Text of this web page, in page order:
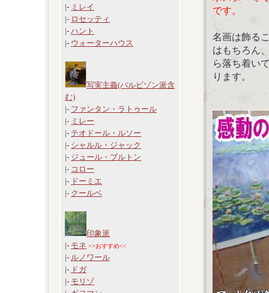
|- ミレイ
|- ロセッティ
|- ハント
|- ウォーターハウス
写実主義(バルビゾン派含
む)
|- ファンタン・ラトゥール
|- ミレー
|- テオドール・ルソー
|- シャルル・ジャック
|- ジュール・ブルトン
|- コロー
|- ドーミエ
|- クールベ
印象派
|- モネ >>おすすめ<<
|- ルノワール
|- ドガ
|- モリゾ
です。
名画は飾る
はもちろん
ら落ち着い
ります。